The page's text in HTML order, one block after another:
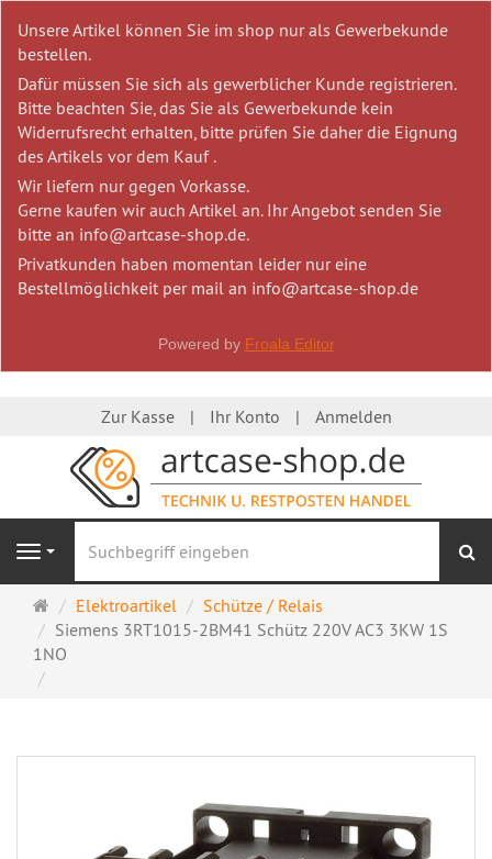
Unsere Artikel können Sie im shop nur als Gewerbekunde
bestellen.
Dafür müssen Sie sich als gewerblicher Kunde registrieren.
Bitte beachten Sie, das Sie als Gewerbekunde kein
Widerrufsrecht erhalten, bitte prüfen Sie daher die Eignung
des Artikels vor dem Kauf .
Wir liefern nur gegen Vorkasse.
Gerne kaufen wir auch Artikel an. Ihr Angebot senden Sie
bitte an info@artcase-shop.de.
Privatkunden haben momentan leider nur eine
Bestellmöglichkeit per mail an info@artcase-shop.de
Powered by Froala Editor
Zur Kasse Ihr Konto Anmelden
Navigation
Startseite
Elektroartikel
Schütze / Relais
Siemens 3RT1015-2BM41 Schütz 220V AC3 3KW 1S
1NO